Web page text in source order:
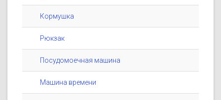
Кормушка
Рюкзак
Посудомоечная машина
Машина времени